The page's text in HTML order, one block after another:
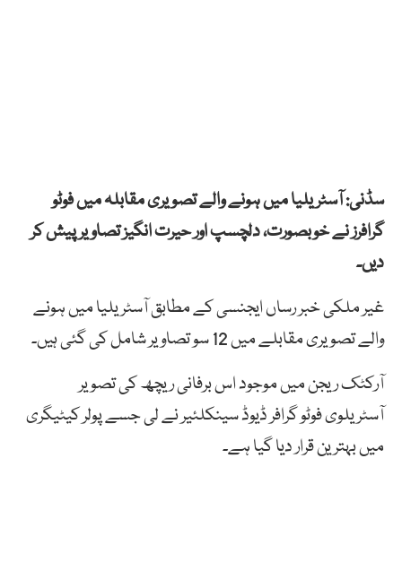
سڈنی: آسٹریلیامیںہونےوالےتصویریمقابلہمیںفوٹو
گرافرزنےخوبصورت،دلچسپاورحیرتانگیزتصاویرپیش کر
دیں۔
غیر ملکی خبر رساں ایجنسی کے مطابق آسٹریلیا میں ہونے
والے تصویری مقابلے میں 12 سو تصاویر شامل کی گئی ہیں۔
آرکٹکریجنمیںموجوداسبرفانیریچھکیتصویر
آسٹریلویفوٹوگرافرڈیوڈسینکلئیرنےلیجسےپولرکیٹیگری
میںبہترینقراردیاگیا ہے۔